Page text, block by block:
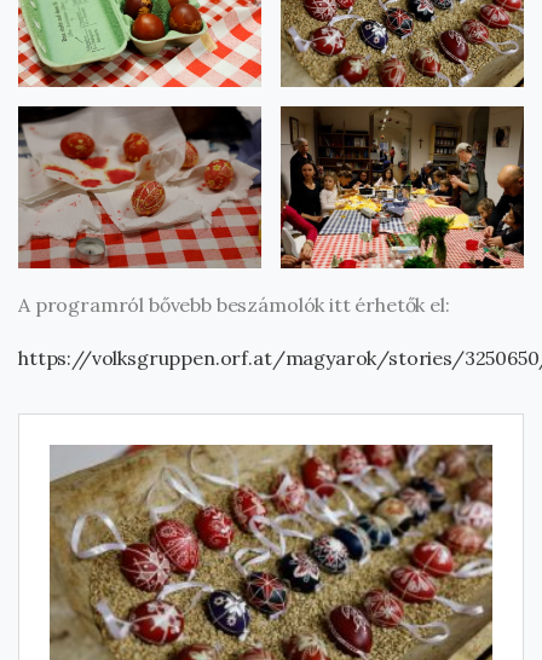
A programról bővebb beszámolók itt érhetők el:
https://volksgruppen.orf.at/magyarok/stories/